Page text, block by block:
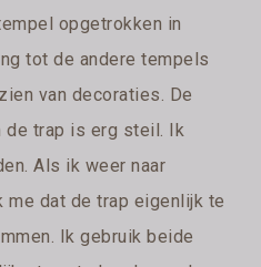
opgetrokken in
tot de andere tempels
van decoraties. De
de trap is erg steil. Ik
Als ik weer naar
dat de trap eigenlijk te
Ik gebruik beide